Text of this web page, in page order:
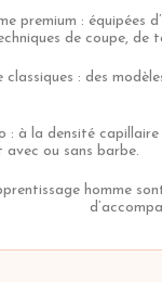
premium : équipées
de coupe, de
: des
: à la densité
avec ou sans barbe.
homme